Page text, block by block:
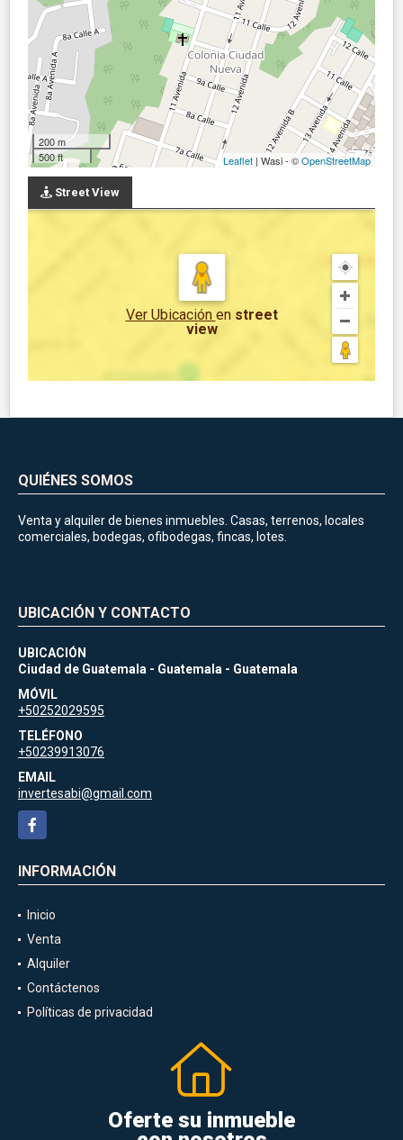
200 m
500 ft
Leaflet | Wasi - ©OpenStreetMap
Street View
Ver Ubicación en street
view
QUIÉNES SOMOS
Venta y alquiler de bienes inmuebles. Casas, terrenos, locales
comerciales, bodegas, ofibodegas, fincas, lotes.
UBICACIÓN Y CONTACTO
UBICACIÓN
Ciudad de Guatemala - Guatemala - Guatemala
MÓVIL
+50252029595
TELÉFONO
+50239913076
EMAIL
invertesabi@gmail.com
Facebook
INFORMACIÓN
Inicio
Venta
Alquiler
Contáctenos
Políticas de privacidad
Oferte su inmueble